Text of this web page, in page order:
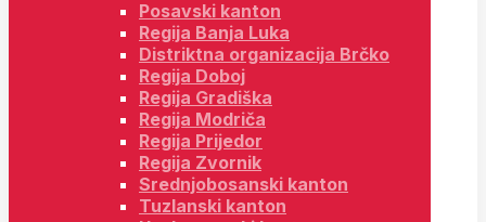
Posavski kanton
Regija Banja Luka
Distriktna organizacija Brčko
Regija Doboj
Regija Gradiška
Regija Modriča
Regija Prijedor
Regija Zvornik
Srednjobosanski kanton
Tuzlanski kanton